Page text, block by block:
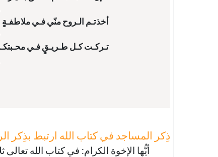
ذِكر المساجد في كتاب الله ارتبط بذِكر
أيُّها الإخوة الكرام: في كتاب الله